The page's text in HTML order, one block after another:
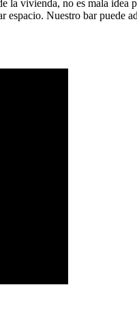
la vivienda, no es mala
espacio. Nuestro bar